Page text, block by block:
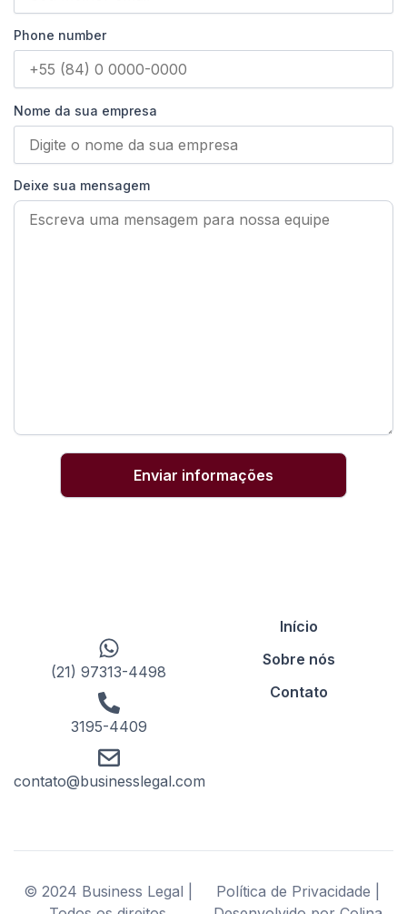
Phone number
Nome da sua empresa
Deixe sua mensagem
(21) 97313-4498
3195-4409
contato@businesslegal.com
Início
Sobre nós
Contato
© 2024 Business Legal |
Política de Privacidade |